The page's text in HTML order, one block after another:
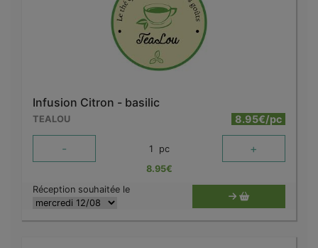
Infusion Citron - basilic
TEALOU 8.95€/pc
- 1 pc +
8.95€
Réception souhaitée le